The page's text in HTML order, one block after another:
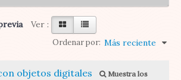
Ver :
Ordenar por: Más reciente
objetos digitales
Muestra los